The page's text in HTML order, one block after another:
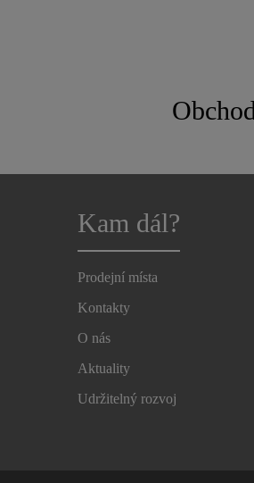
Kam dál?
Prodejní místa
Kontakty
O nás
Aktuality
Udržitelný rozvoj